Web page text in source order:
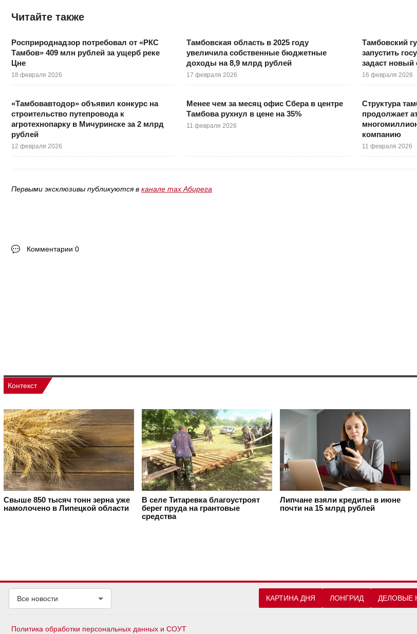
Читайте также
Росприроднадзор потребовал от «РКС
Тамбов» 409 млн рублей за ущерб реке
Цне
18 февраля 2026
Тамбовская область в 2025 году
увеличила собственные бюджетные
доходы на 8,9 млрд рублей
17 февраля 2026
Тамбовский
запустить
задаст новый
16 февраля 2026
«Тамбовавтодор» объявил конкурс на
строительство путепровода к
агротехнопарку в Мичуринске за 2 млрд
рублей
12 февраля 2026
Менее чем за месяц офис Сбера в центре
Тамбова рухнул в цене на 35%
11 февраля 2026
Структура
продолжает
компанию
11 февраля 2026
Первыми эксклюзивы публикуются в канале max Абирега
Комментарии 0
Контекст
Свыше 850 тысяч тонн зерна уже
намолочено в Липецкой области
В селе Титаревка благоустроят
берег пруда на грантовые
средства
Липчане взяли кредиты в июне
почти на 15 млрд рублей
Все новости КАРТИНА ДНЯ ЛОНГРИД ДЕЛОВЫЕ
Политика обработки персональных данных и СОУТ